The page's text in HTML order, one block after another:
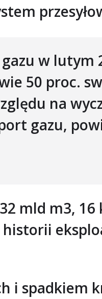
w lutym
50 proc.
na
gazu,
mld m3, 16
i spadkiem